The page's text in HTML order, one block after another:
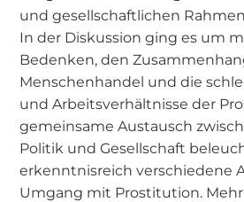
und gesellschaftlichen
In der Diskussion ging es um
Bedenken, den
Menschenhandel und die
und Arbeitsverhältnisse der
gemeinsame Austausch
Politik und Gesellschaft
erkenntnisreich verschiedene
Umgang mit Prostitution. Mehr